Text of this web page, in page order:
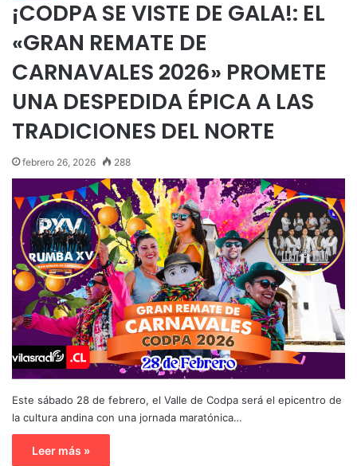
¡CODPA SE VISTE DE GALA!: EL
«GRAN REMATE DE
CARNAVALES 2026» PROMETE
UNA DESPEDIDA ÉPICA A LAS
TRADICIONES DEL NORTE
febrero 26, 2026 288
Este sábado 28 de febrero, el Valle de Codpa será el epicentro de
la cultura andina con una jornada maratónica…
Leer más »